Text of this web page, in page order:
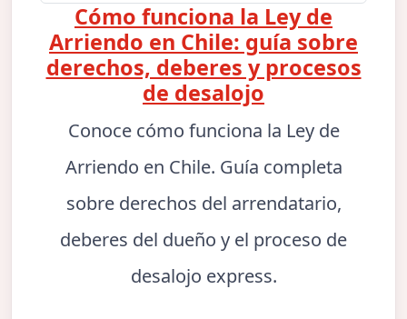
Cómo funciona la Ley de
Arriendo en Chile: guía sobre
derechos, deberes y procesos
de desalojo
Conoce cómo funciona la Ley de
Arriendo en Chile. Guía completa
sobre derechos del arrendatario,
deberes del dueño y el proceso de
desalojo express.